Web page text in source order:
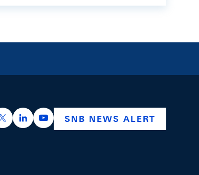
https://x.com/snb_bns
https://ch.linkedin.com/company/swiss-
https://www.youtube.com/
SNB NEWS ALERT